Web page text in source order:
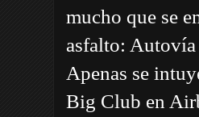
mucho que se
asfalto:
Apenas se
Big Club en